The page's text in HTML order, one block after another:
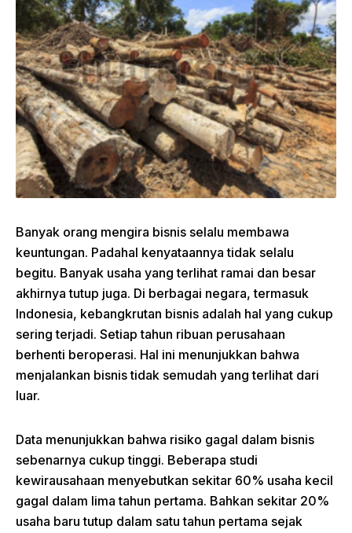
Banyak orang mengira bisnis selalu membawa
keuntungan. Padahal kenyataannya tidak selalu
begitu. Banyak usaha yang terlihat ramai dan besar
akhirnya tutup juga. Di berbagai negara, termasuk
Indonesia, kebangkrutan bisnis adalah hal yang cukup
sering terjadi. Setiap tahun ribuan perusahaan
berhenti beroperasi. Hal ini menunjukkan bahwa
menjalankan bisnis tidak semudah yang terlihat dari
luar.
Data menunjukkan bahwa risiko gagal dalam bisnis
sebenarnya cukup tinggi. Beberapa studi
kewirausahaan menyebutkan sekitar 60% usaha kecil
gagal dalam lima tahun pertama. Bahkan sekitar 20%
usaha baru tutup dalam satu tahun pertama sejak